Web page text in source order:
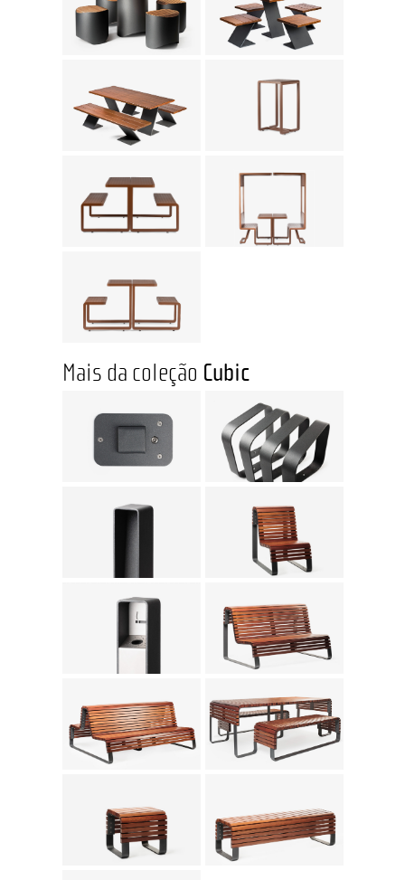
Mais da coleção Cubic